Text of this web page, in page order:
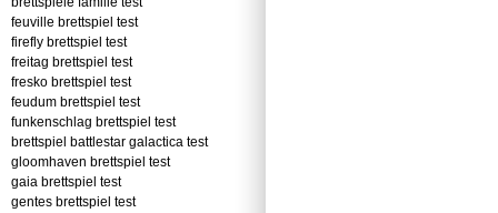
feuville brettspiel test
firefly brettspiel test
freitag brettspiel test
fresko brettspiel test
feudum brettspiel test
funkenschlag brettspiel test
brettspiel battlestar galactica test
gloomhaven brettspiel test
gaia brettspiel test
gentes brettspiel test